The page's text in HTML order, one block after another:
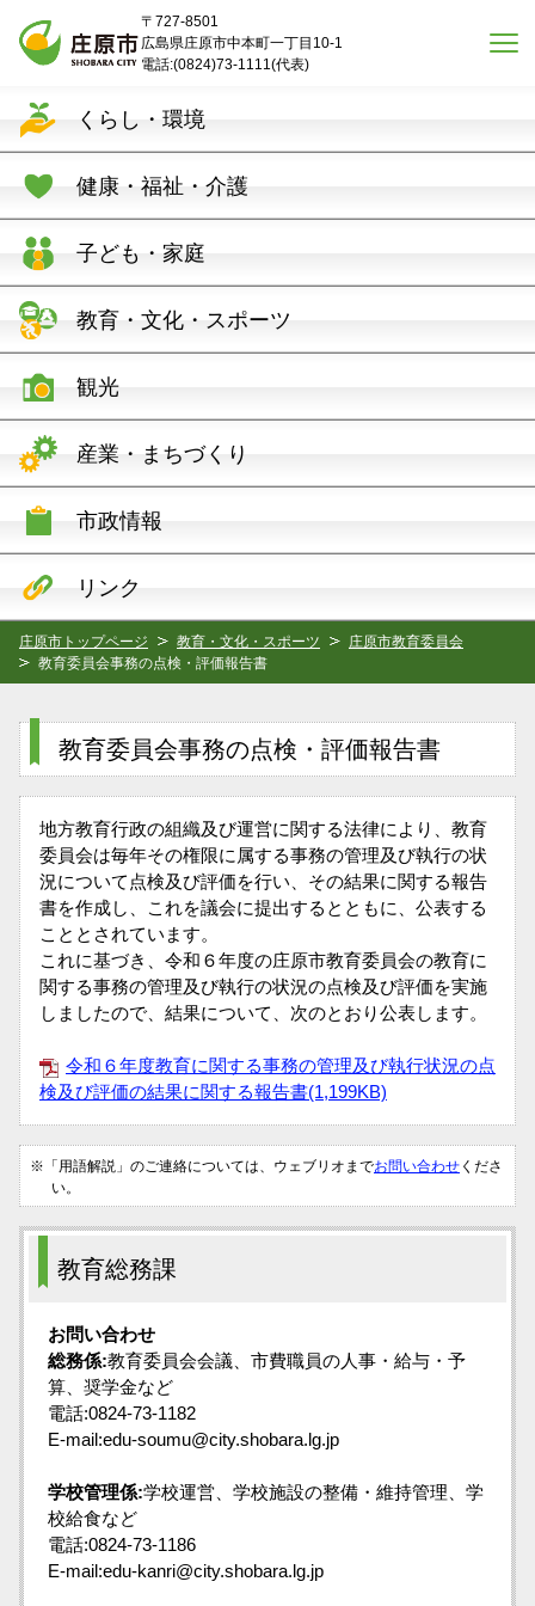
〒727-8501
広島県庄原市中本町一丁目10-1
電話:(0824)73-1111(代表)
くらし・環境
健康・福祉・介護
子ども・家庭
教育・文化・スポーツ
観光
産業・まちづくり
市政情報
リンク
庄原市トップページ 教育・文化・スポーツ
庄原市教育委員会
教育委員会事務の点検・評価報告書
教育委員会事務の点検・評価報告書
地方教育行政の組織及び運営に関する法律により、教育
委員会は毎年その権限に属する事務の管理及び執行の状
況について点検及び評価を行い、その結果に関する報告
書を作成し、これを議会に提出するとともに、公表する
こととされています。
これに基づき、令和６年度の庄原市教育委員会の教育に
関する事務の管理及び執行の状況の点検及び評価を実施
しましたので、結果について、次のとおり公表します。
令和６年度教育に関する事務の管理及び執行状況の点
検及び評価の結果に関する報告書(1,199KB)
※「用語解説」のご連絡については、ウェブリオまでお問い合わせ くださ
い。
教育総務課
お問い合わせ
総務係:教育委員会会議、市費職員の人事・給与・予
算、奨学金など
電話:0824-73-1182
E-mail:edu-soumu@city.shobara.lg.jp
学校管理係:学校運営、学校施設の整備・維持管理、学
校給食など
電話:0824-73-1186
E-mail:edu-kanri@city.shobara.lg.jp